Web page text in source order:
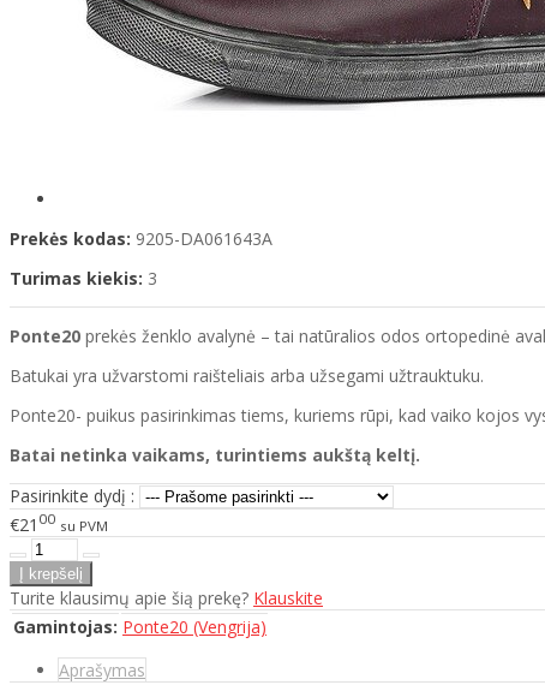
Prekės kodas: 9205-DA061643A
Turimas kiekis: 3
Ponte20 prekės ženklo avalynė – tai natūralios odos ortopedinė
Batukai yra užvarstomi raišteliais arba užsegami užtrauktuku.
Ponte20- puikus pasirinkimas tiems, kuriems rūpi, kad vaiko kojos
Batai netinka vaikams, turintiems aukštą keltį.
Pasirinkite dydį :
€21 00 su PVM
Turite klausimų apie šią prekę? Klauskite
Gamintojas: Ponte20 (Vengrija)
Aprašymas